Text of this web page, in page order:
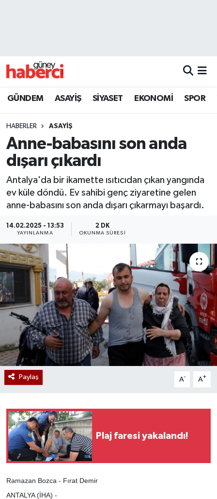
GÜNDEM ASAYİŞ SİYASET EKONOMİ SPOR
HABERLER ASAYİŞ
Anne-babasını son anda
dışarı çıkardı
Antalya'da bir ikamette ısıtıcıdan çıkan yangında
ev küle döndü. Ev sahibi genç ziyaretine gelen
anne-babasını son anda dışarı çıkarmayı başardı.
14.02.2025 - 13:53
YAYINLANMA
2 DK
OKUNMA SÜRESI
Paylaş A- A+
Plaj faresi yakalandı!
Ramazan Bozca - Fırat Demir
ANTALYA (İHA) -
Beyoğlu Trafik Yoğunluk Haritası
Son Dakika Haberleri
Haber Arşivi